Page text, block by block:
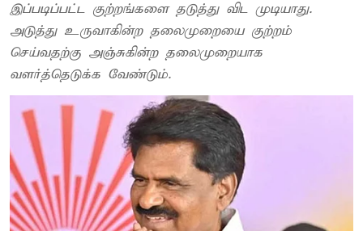
இப்படிப்பட்ட குற்றங்களை தடுத்து விட முடியாது.
அடுத்து உருவாகின்ற தலைமுறையை குற்றம்
செய்வதற்கு அஞ்சுகின்ற தலைமுறையாக
வளர்த்தெடுக்க வேண்டும்.